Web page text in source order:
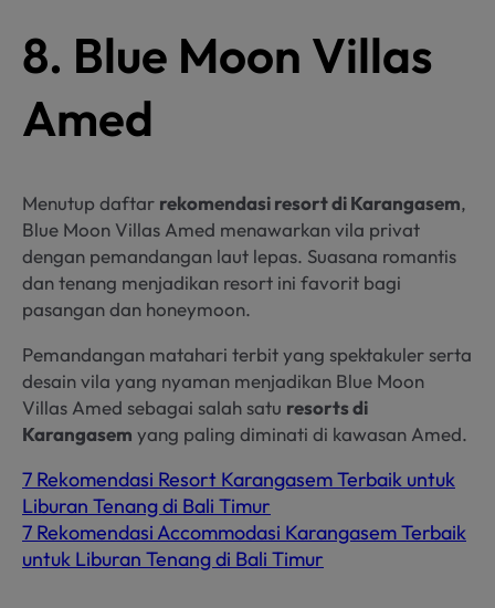
8. Blue Moon Villas
Amed
Menutup daftar rekomendasi resort di Karangasem,
Blue Moon Villas Amed menawarkan vila privat
dengan pemandangan laut lepas. Suasana romantis
dan tenang menjadikan resort ini favorit bagi
pasangan dan honeymoon.
Pemandangan matahari terbit yang spektakuler serta
desain vila yang nyaman menjadikan Blue Moon
Villas Amed sebagai salah satu resorts di
Karangasem yang paling diminati di kawasan Amed.
7 Rekomendasi Resort Karangasem Terbaik untuk
Liburan Tenang di Bali Timur
7 Rekomendasi Accommodasi Karangasem Terbaik
untuk Liburan Tenang di Bali Timur